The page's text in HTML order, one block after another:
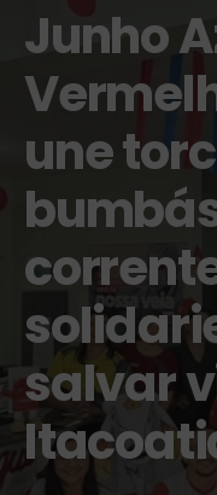
Junho
une
salvar